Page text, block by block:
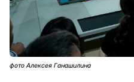
фото Алексея Ганашилина